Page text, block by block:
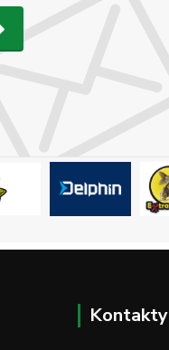
Kontakty